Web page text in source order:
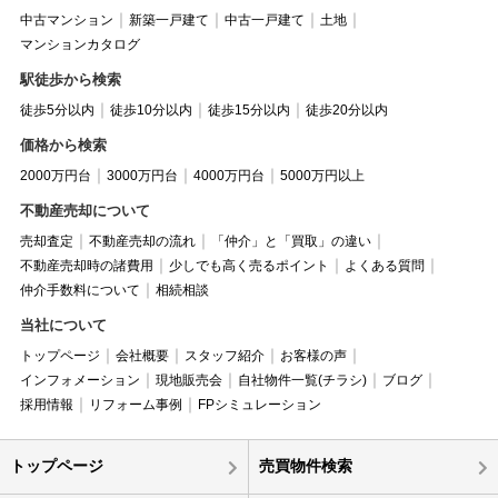
中古マンション 新築一戸建て 中古一戸建て
土地
マンションカタログ
駅徒歩から検索
徒歩5分以内 徒歩10分以内 徒歩15分以内 徒歩20分以内
価格から検索
2000万円台 3000万円台 4000万円台 5000万円以上
不動産売却について
売却査定 不動産売却の流れ
「仲介」と「買取」の違い
不動産売却時の諸費用
少しでも高く売るポイント
よくある質問
仲介手数料について
相続相談
当社について
トップページ 会社概要 スタッフ紹介
お客様の声
インフォメーション
現地販売会 自社物件一覧(チラシ)
ブログ
採用情報
リフォーム事例 FPシミュレーション
トップページ 売買物件検索